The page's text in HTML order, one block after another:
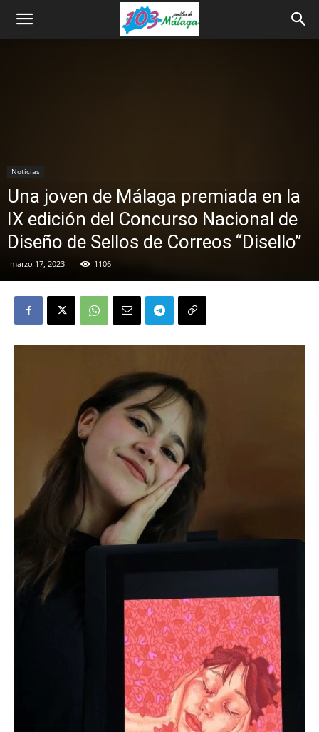
Noticias
Una joven de Málaga premiada en la
IX edición del Concurso Nacional de
Diseño de Sellos de Correos “Disello”
marzo 17, 2023 1106